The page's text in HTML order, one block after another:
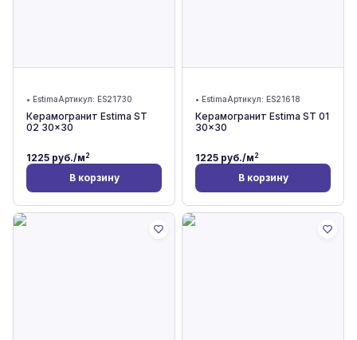
• EstimaАртикул: ES21730
Керамогранит Estima ST
02 30x30
1225 руб./м2
В корзину
• EstimaАртикул: ES21618
Керамогранит Estima ST 01
30x30
1225 руб./м2
В корзину